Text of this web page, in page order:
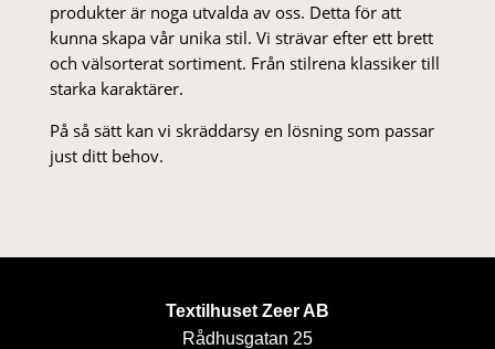
produkter är noga utvalda av oss. Detta för att
kunna skapa vår unika stil. Vi strä­var efter ett brett
och välsorterat sor­ti­ment. Från stil­rena klas­siker till
starka karaktärer.
På så sätt kan vi skräddarsy en lösning som passar
just ditt behov.
Textilhuset Zeer AB
Rådhusgatan 25